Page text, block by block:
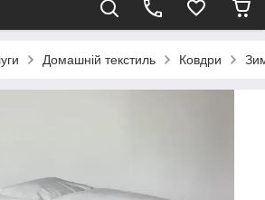
Домашній текстиль Ковдри